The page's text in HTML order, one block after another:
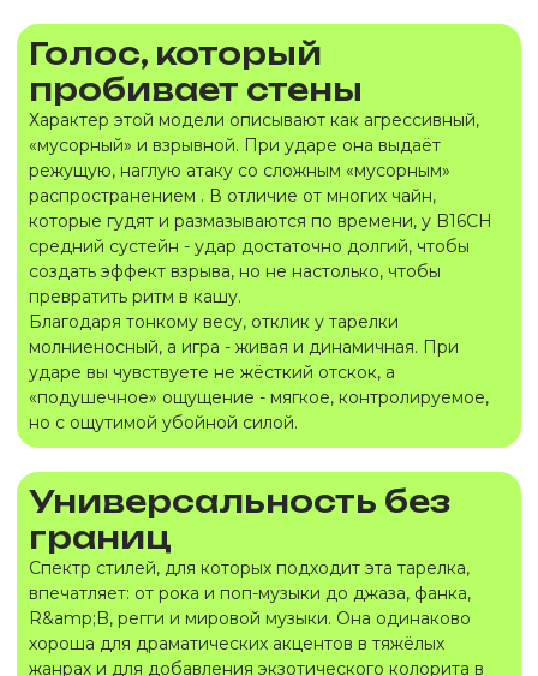
Голос, который
пробивает стены
Характер этой модели описывают как агрессивный,
«мусорный» и взрывной. При ударе она выдаёт
режущую, наглую атаку со сложным «мусорным»
распространением . В отличие от многих чайн,
которые гудят и размазываются по времени, у B16CH
средний сустейн - удар достаточно долгий, чтобы
создать эффект взрыва, но не настолько, чтобы
превратить ритм в кашу.
Благодаря тонкому весу, отклик у тарелки
молниеносный, а игра - живая и динамичная. При
ударе вы чувствуете не жёсткий отскок, а
«подушечное» ощущение - мягкое, контролируемое,
но с ощутимой убойной силой.
Универсальность без
границ
Спектр стилей, для которых подходит эта тарелка,
впечатляет: от рока и поп-музыки до джаза, фанка,
R&amp;B, регги и мировой музыки. Она одинаково
хороша для драматических акцентов в тяжёлых
жанрах и для добавления экзотического колорита в